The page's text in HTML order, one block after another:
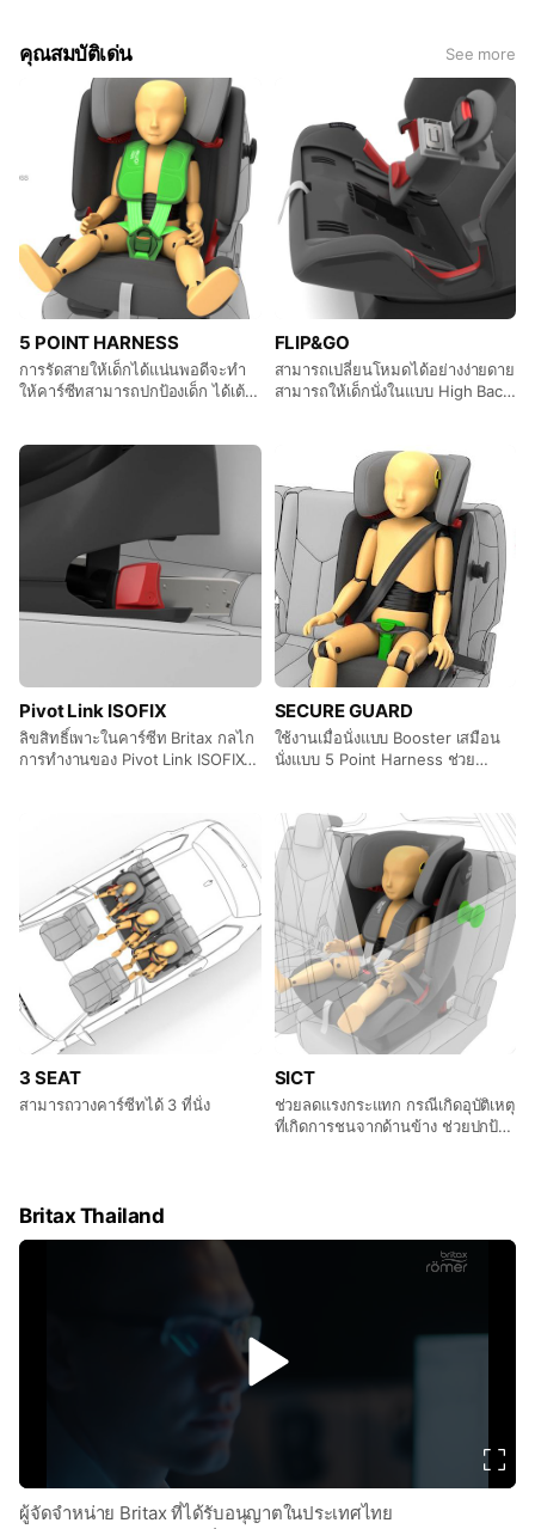
ECE R129 Britax ยังเป็นผู้นำในนวัตกรรมความปลอดภัย สำหรับ
คาร์ซีทเด็ก ที่สำคัญอย่างมาก เช่น นวัตกรรมระบบ ISOFIX และ
Secure Guard
พร้อมรางวัลการันตีจากบริษัทชั้นนำ ด้านอุตสาหกรรมรถยนต์ของ
ที่เน้นความปลอดภัยของลูกมาเป็นอันดับ 1 เสมอ บนคาร์ซีท Britax
คุณสมบัติเด่น See more
5 POINT HARNESS
การรัดสายให้เด็กได้แน่นพอดีจะทำ
ให้คาร์ซีทสามารถปกป้องเด็ก ได้เต้ม
เด็กน้อยให้อยู่ในชั้นการปกป้องของ
คาร์ซีท
FLIP&GO
สามารถเปลี่ยนโหมดได้อย่างง่ายดาย
สามารถให้เด็กนั่งในแบบ High Back
Pivot Link ISOFIX
ลิขสิทธิ์เพาะในคาร์ซีท Britax กลไก
การทำงานของ Pivot Link ISOFIX ที่
SECURE GUARD
ใช้งานเมื่อนั่งแบบ Booster เสมือน
นั่งแบบ 5 Point Harness ช่วย
3 SEAT
สามารถวางคาร์ซีทได้ 3 ที่นั่ง
SICT
ช่วยลดแรงกระแทก กรณีเกิดอุบัติเหตุ
ที่เกิดการชนจากด้านข้าง ช่วยปกป้อง
Britax Thailand
v
ผู้จัดจำหน่าย Britax ที่ได้รับอนุญาตในประเทศไทย